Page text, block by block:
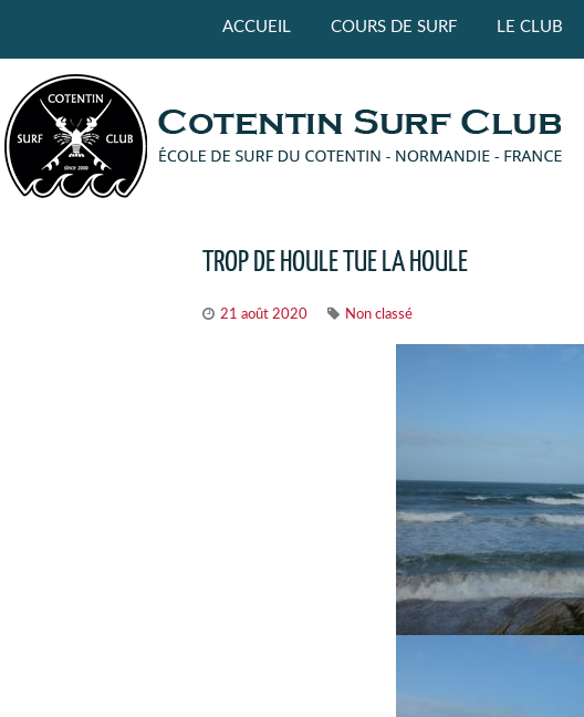
ACCUEIL COURS DE SURF LE CLUB
TROP DE HOULE TUE LA HOULE
21 août 2020 Non classé